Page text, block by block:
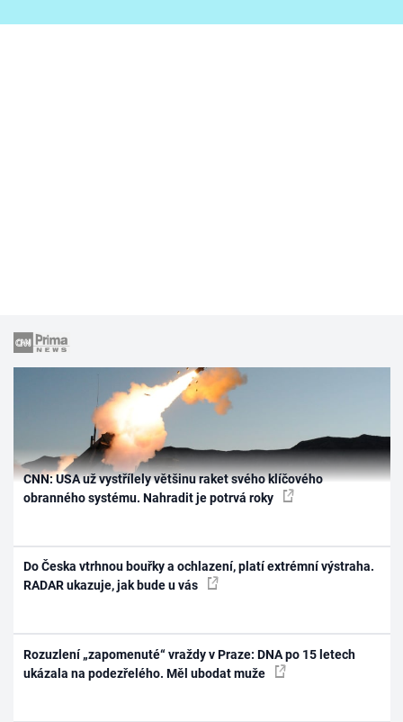
CNN: USA už vystřílely většinu raket svého klíčového
obranného systému. Nahradit je potrvá roky
Do Česka vtrhnou bouřky a ochlazení, platí extrémní výstraha.
RADAR ukazuje, jak bude u vás
Rozuzlení „zapomenuté“ vraždy v Praze: DNA po 15 letech
ukázala na podezřelého. Měl ubodat muže